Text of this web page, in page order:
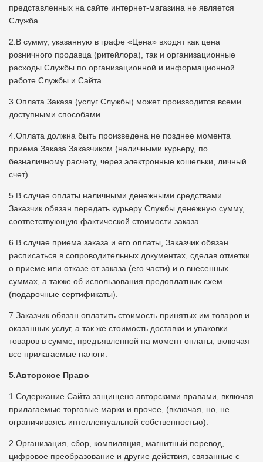
представленных на сайте интернет-магазина не является
Служба.
2.В сумму, указанную в графе «Цена» входят как цена
розничного продавца (ритейлора), так и организационные
расходы Службы по организационной и информационной
работе Службы и Сайта.
3.Оплата Заказа (услуг Службы) может производится всеми
доступными способами.
4.Оплата должна быть произведена не позднее момента
приема Заказа Заказчиком (наличными курьеру, по
безналичному расчету, через электронные кошельки, личный
счет).
5.В случае оплаты наличными денежными средствами
Заказчик обязан передать курьеру Службы денежную сумму,
соответствующую фактической стоимости заказа.
6.В случае приема заказа и его оплаты, Заказчик обязан
расписаться в сопроводительных документах, сделав отметки
о приеме или отказе от заказа (его части) и о внесенных
суммах, а также об использования предоплатных схем
(подарочные сертификаты).
7.Заказчик обязан оплатить стоимость принятых им товаров и
оказанных услуг, а так же стоимость доставки и упаковки
товаров в сумме, предъявленной на момент оплаты, включая
все прилагаемые налоги.
5.Авторское Право
1.Содержание Сайта защищено авторскими правами, включая
прилагаемые торговые марки и прочее, (включая, но, не
ограничиваясь интеллектуальной собственностью).
2.Организация, сбор, компиляция, магнитный перевод,
цифровое преобразование и другие действия, связанные с